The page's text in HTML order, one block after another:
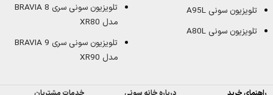
تلویزیون سونی A95L
تلویزیون سونی A80L
تلویزیون سونی سری BRAVIA 8
مدل XR80
تلویزیون سونی سری BRAVIA 9
مدل XR90